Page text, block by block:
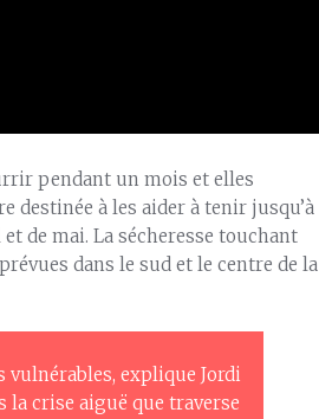
pendant un mois et elles
destinée à les aider à tenir jusqu’à
de mai. La sécheresse touchant
dans le sud et le centre de la
explique Jordi
la crise aiguë que traverse